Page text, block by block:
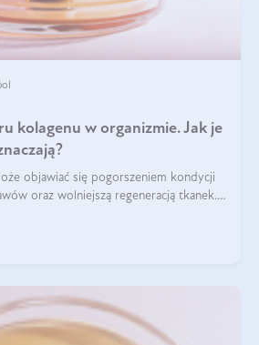
kolagenu w organizmie. Jak je
objawiać się pogorszeniem kondycji
oraz wolniejszą regeneracją tkanek.